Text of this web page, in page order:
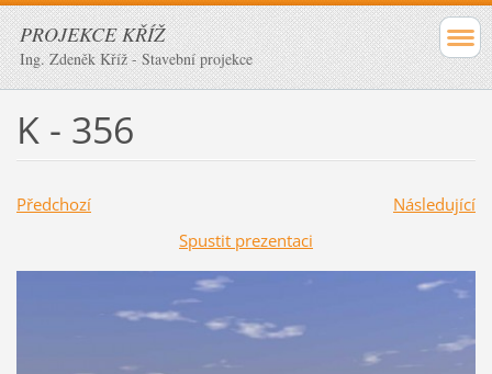
PROJEKCE KŘÍŽ
Ing. Zdeněk Kříž - Stavební projekce
K - 356
Předchozí
Následující
Spustit prezentaci